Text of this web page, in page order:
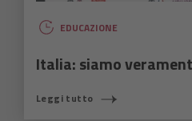
EDUCAZIONE
Italia: siamo
Leggi tutto